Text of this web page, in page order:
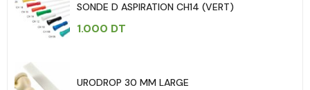
SONDE D ASPIRATION CH14 (VERT)
1.000 DT
URODROP 30 MM LARGE